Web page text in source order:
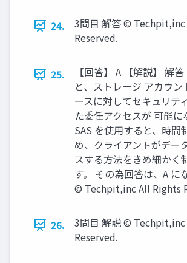
24.
3問目 解答 ©
Reserved.
25.
【回答】 A 【解説】 解
と、ストレージ アカウン
ースに対してセキュリテ
た委任アクセスが 可能に
SAS を使用すると、時間
め、クライアントがデー
スする方法をきめ細かく
す。 その為回答は、A に
© Techpit,inc All Rights
26.
3問目 解説 ©
Reserved.